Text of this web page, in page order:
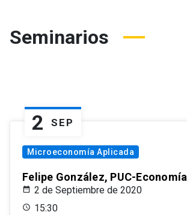
Seminarios
2 SEP
Microeconomía Aplicada
Felipe González, PUC-Economía
2 de Septiembre de 2020
15:30